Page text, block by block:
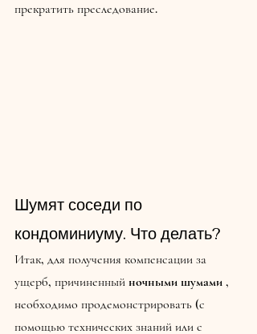
прекратить преследование.
Шумят соседи по
кондоминиуму. Что делать?
Итак, для получения компенсации за
ущерб, причиненный ночными шумами ,
необходимо продемонстрировать (с
помощью технических знаний или с